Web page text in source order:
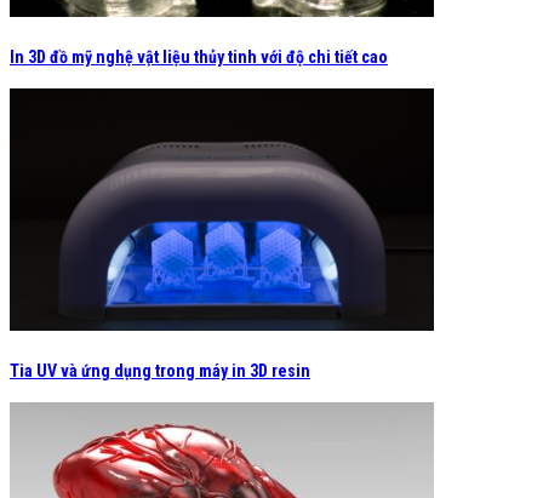
In 3D đồ mỹ nghệ vật liệu thủy tinh với độ chi tiết cao
Tia UV và ứng dụng trong máy in 3D resin